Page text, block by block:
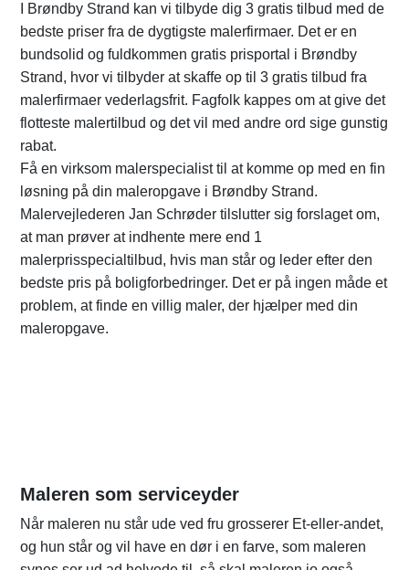
I Brøndby Strand kan vi tilbyde dig 3 gratis tilbud med de
bedste priser fra de dygtigste malerfirmaer. Det er en
bundsolid og fuldkommen gratis prisportal i Brøndby
Strand, hvor vi tilbyder at skaffe op til 3 gratis tilbud fra
malerfirmaer vederlagsfrit. Fagfolk kappes om at give det
flotteste malertilbud og det vil med andre ord sige gunstig
rabat.
Få en virksom malerspecialist til at komme op med en fin
løsning på din maleropgave i Brøndby Strand.
Malervejlederen Jan Schrøder tilslutter sig forslaget om,
at man prøver at indhente mere end 1
malerprisspecialtilbud, hvis man står og leder efter den
bedste pris på boligforbedringer. Det er på ingen måde et
problem, at finde en villig maler, der hjælper med din
maleropgave.
Maleren som serviceyder
Når maleren nu står ude ved fru grosserer Et-eller-andet,
og hun står og vil have en dør i en farve, som maleren